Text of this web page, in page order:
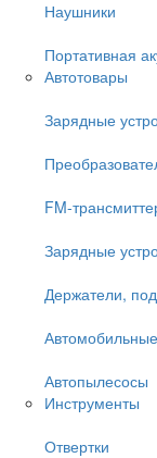
Наушники
Портативная
Автотовары
Зарядные
FM-
Зарядные
Держатели,
Автопылесосы
Инструменты
Отвертки